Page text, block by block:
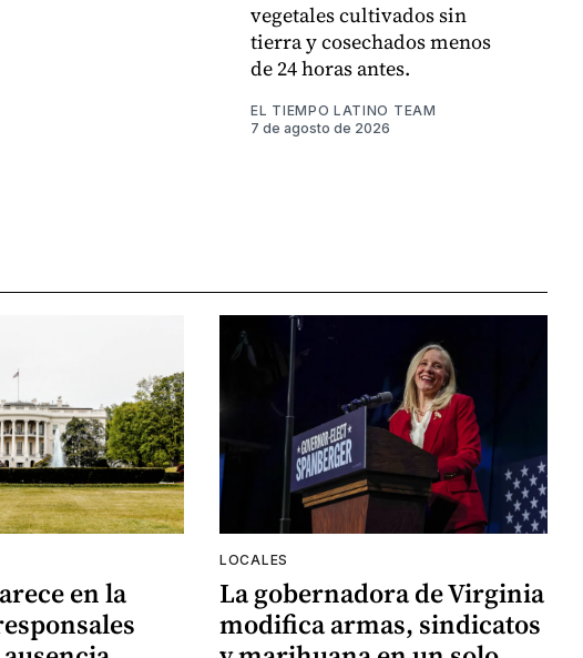
vegetales cultivados sin
tierra y cosechados menos
de 24 horas antes.
EL TIEMPO LATINO TEAM
7 de agosto de 2026
en la
LOCALES
La gobernadora de Virginia
modifica armas, sindicatos